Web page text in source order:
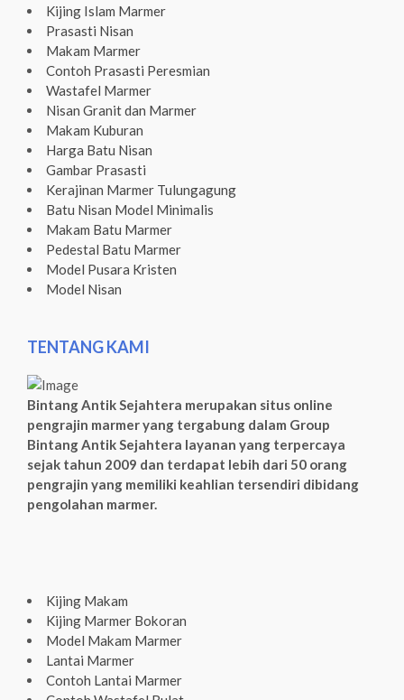
Kijing Islam Marmer
Prasasti Nisan
Makam Marmer
Contoh Prasasti Peresmian
Wastafel Marmer
Nisan Granit dan Marmer
Makam Kuburan
Harga Batu Nisan
Gambar Prasasti
Kerajinan Marmer Tulungagung
Batu Nisan Model Minimalis
Makam Batu Marmer
Pedestal Batu Marmer
Model Pusara Kristen
Model Nisan
TENTANG KAMI
Bintang Antik Sejahtera merupakan situs online
pengrajin marmer yang tergabung dalam Group
Bintang Antik Sejahtera layanan yang terpercaya
sejak tahun 2009 dan terdapat lebih dari 50 orang
pengrajin yang memiliki keahlian tersendiri dibidang
pengolahan marmer.
Kijing Makam
Kijing Marmer Bokoran
Model Makam Marmer
Lantai Marmer
Contoh Lantai Marmer